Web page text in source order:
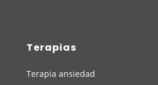
Terapias
Terapia ansiedad